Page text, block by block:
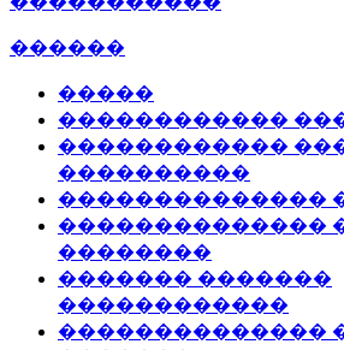
������
�����
������������
������������
����������
��������������
��������������
��������
������� �������
������������
��������������